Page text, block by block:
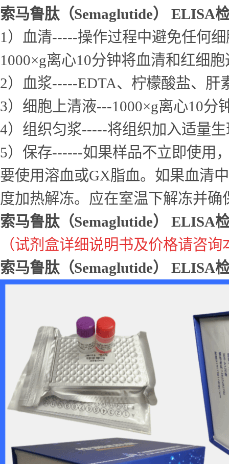
索马鲁肽（Semaglutide） ELISA
1）血清-----操作过程中避免任何
1000×g离心10分钟将血清和红细
2）血浆-----EDTA、柠檬酸盐、肝
3）细胞上清液---1000×g离心10分
4）组织匀浆-----将组织加入适量
5）保存------如果样品不立即使用
要使用溶血或GX脂血。如果血清
度加热解冻。应在室温下解冻并
索马鲁肽（Semaglutide） ELISA
（试剂盒详细说明书及价格请咨询
索马鲁肽（Semaglutide） ELISA